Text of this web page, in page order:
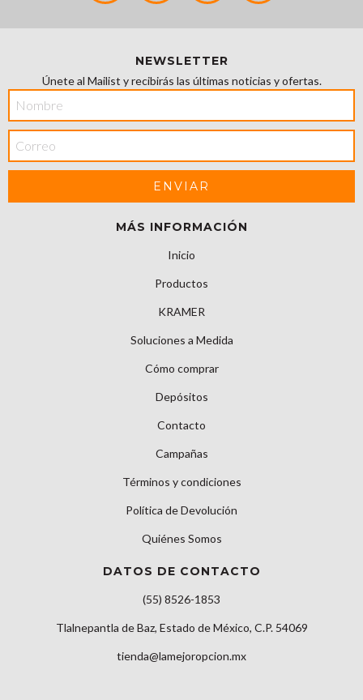
NEWSLETTER
Únete al Mailist y recibirás las últimas noticias y ofertas.
MÁS INFORMACIÓN
Inicio
Productos
KRAMER
Soluciones a Medida
Cómo comprar
Depósitos
Contacto
Campañas
Términos y condiciones
Política de Devolución
Quiénes Somos
DATOS DE CONTACTO
(55) 8526-1853
Tlalnepantla de Baz, Estado de México, C.P. 54069
tienda@lamejoropcion.mx